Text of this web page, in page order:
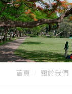
首頁 關於我們